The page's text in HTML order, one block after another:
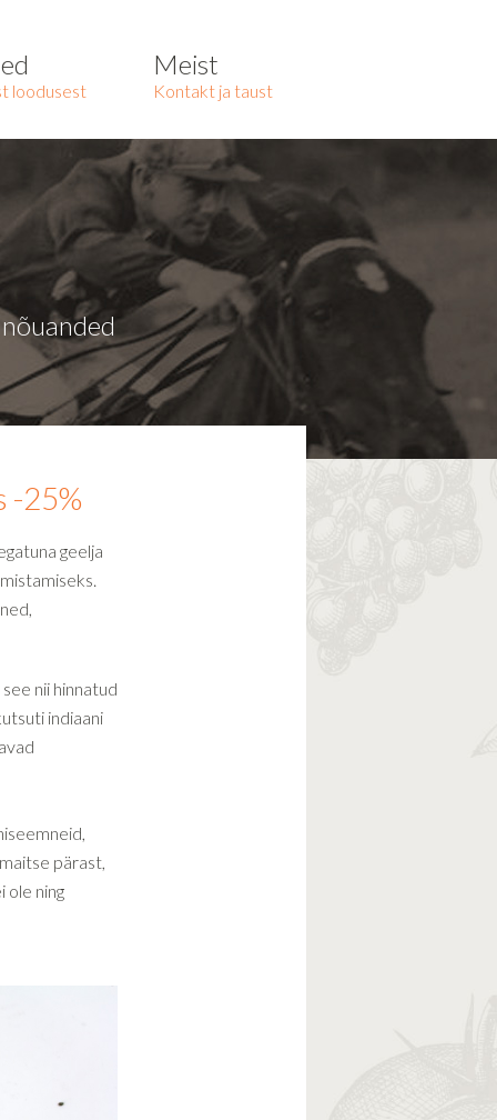
loodusest
Meist
Kontakt ja taust
-25%
geelja
nii hinnatud
indiaani
pärast,
ole ning